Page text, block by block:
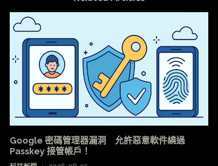
Google 密碼管理器漏洞 允許惡意軟件繞過
Passkey 接管帳戶！